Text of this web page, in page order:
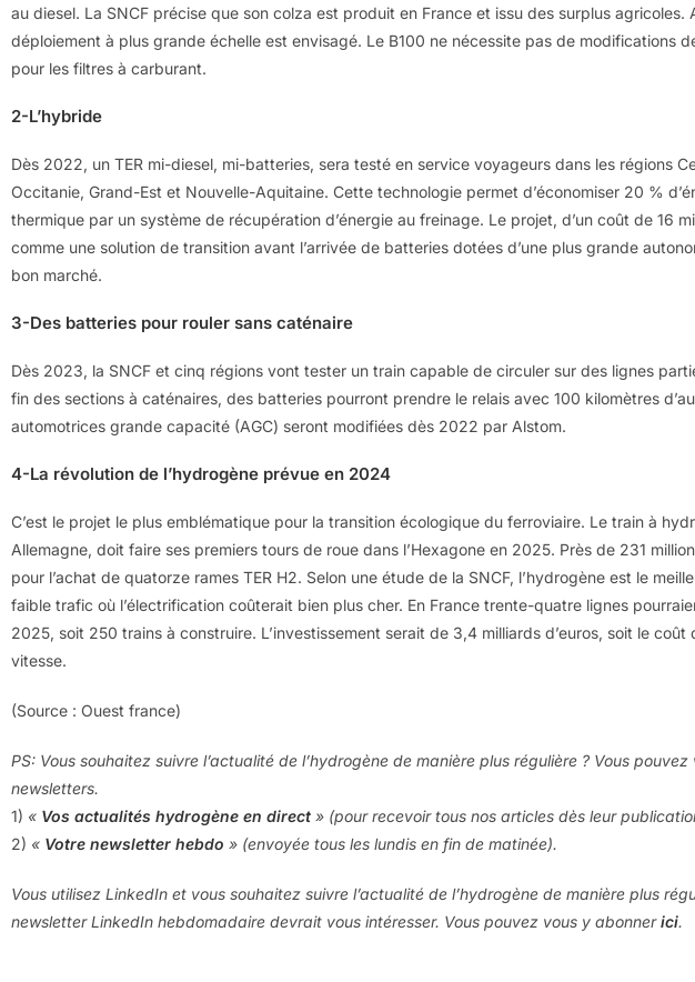
au diesel. La SNCF précise que son colza est produit en France et issu des surplus agricoles.
déploiement à plus grande échelle est envisagé. Le B100 ne nécessite pas de modifications
pour les filtres à carburant.
2-L’hybride
Dès 2022, un TER mi-diesel, mi-batteries, sera testé en service voyageurs dans les régions
Occitanie, Grand-Est et Nouvelle-Aquitaine. Cette technologie permet d’économiser 20 %
thermique par un système de récupération d’énergie au freinage. Le projet, d’un coût de 16
comme une solution de transition avant l’arrivée de batteries dotées d’une plus grande
bon marché.
3-Des batteries pour rouler sans caténaire
Dès 2023, la SNCF et cinq régions vont tester un train capable de circuler sur des lignes
fin des sections à caténaires, des batteries pourront prendre le relais avec 100 kilomètres
automotrices grande capacité (AGC) seront modifiées dès 2022 par Alstom.
4-La révolution de l’hydrogène prévue en 2024
C’est le projet le plus emblématique pour la transition écologique du ferroviaire. Le train à
Allemagne, doit faire ses premiers tours de roue dans l’Hexagone en 2025. Près de 231
pour l’achat de quatorze rames TER H2. Selon une étude de la SNCF, l’hydrogène est le
faible trafic où l’électrification coûterait bien plus cher. En France trente-quatre lignes
2025, soit 250 trains à construire. L’investissement serait de 3,4 milliards d’euros, soit le coût
vitesse.
(Source : Ouest france)
PS: Vous souhaitez suivre l’actualité de l’hydrogène de manière plus régulière ? Vous
newsletters.
1) « Vos actualités hydrogène en direct » (pour recevoir tous nos articles dès leur
2) « Votre newsletter hebdo » (envoyée tous les lundis en fin de matinée).
Vous utilisez LinkedIn et vous souhaitez suivre l’actualité de l’hydrogène de manière plus
newsletter LinkedIn hebdomadaire devrait vous intéresser. Vous pouvez vous y abonnerici.